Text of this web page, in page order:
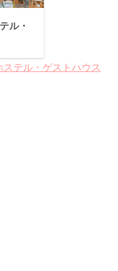
ル・
テル・ゲストハウス